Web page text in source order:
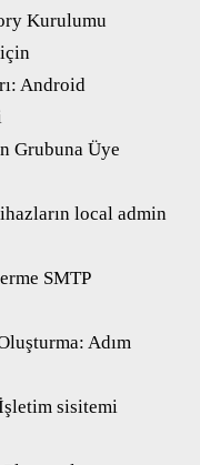
Kurulumu
Android
Grubuna Üye
local admin
SMTP
Adım
sisitemi